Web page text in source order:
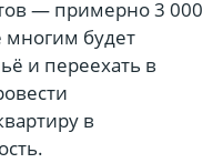
— примерно 3 000
многим будет
и переехать в
в